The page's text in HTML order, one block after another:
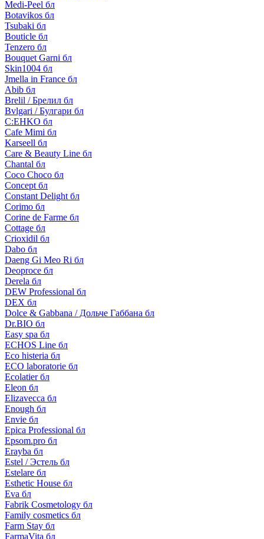
Medi-Peel бл
Botavikos бл
Tsubaki бл
Bouticle бл
Tenzero бл
Bouquet Garni бл
Skin1004 бл
Jmella in France бл
Abib бл
Brelil / Брелил бл
Bvlgari / Булгари бл
C:EHKO бл
Cafe Mimi бл
Karseell бл
Care & Beauty Line бл
Chantal бл
Coco Choco бл
Concept бл
Constant Delight бл
Corimo бл
Corine de Farme бл
Cottage бл
Crioxidil бл
Dabo бл
Daeng Gi Meo Ri бл
Deoproce бл
Derela бл
DEW Professional бл
DEX бл
Dolce & Gabbana / Дольче Габбана бл
Dr.BIO бл
Easy spa бл
ECHOS Line бл
Eco histeria бл
ECO laboratorie бл
Ecolatier бл
Eleon бл
Elizavecca бл
Enough бл
Envie бл
Epica Professional бл
Epsom.pro бл
Erayba бл
Estel / Эстель бл
Estelare бл
Esthetic House бл
Eva бл
Fabrik Cosmetology бл
Family cosmetics бл
Farm Stay бл
FarmaVita бл